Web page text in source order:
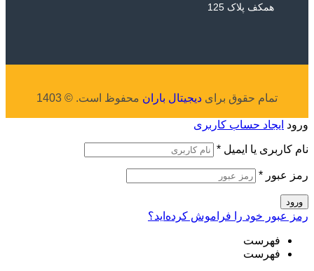
همکف پلاک 125
تمام حقوق برای دیجیتال باران محفوظ است. © 1403
ورود ایجاد حساب کاربری
نام کاربری یا ایمیل *
رمز عبور *
ورود
رمز عبور خود را فراموش کرده‌اید؟
فهرست
فهرست